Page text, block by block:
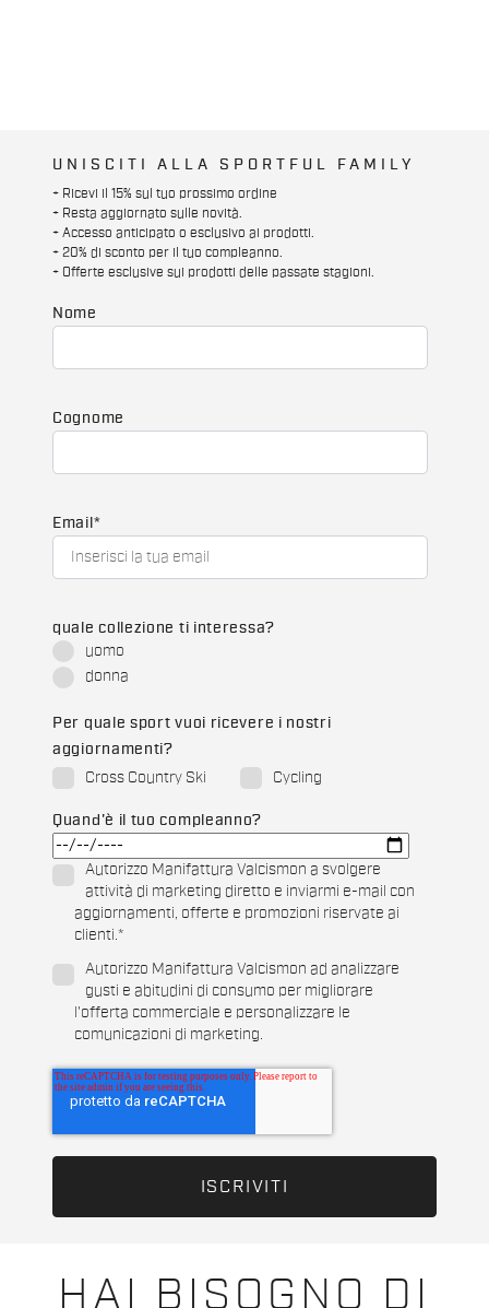
HAI BISOGNO DI
UNISCITI ALLA SPORTFUL FAMILY
+ Ricevi il 15% sul tuo prossimo ordine
+ Resta aggiornato sulle novità.
+ Accesso anticipato o esclusivo ai prodotti.
+ 20% di sconto per il tuo compleanno.
+ Offerte esclusive sui prodotti delle passate stagioni.
Nome
Cognome
Email *
quale collezione ti interessa?
uomo
donna
Per quale sport vuoi ricevere i nostri
aggiornamenti?
Cross Country Ski
Cycling
Quand'è il tuo compleanno?
Autorizzo Manifattura Valcismon a svolgere
attività di marketing diretto e inviarmi e-mail con
aggiornamenti, offerte e promozioni riservate ai
clienti.*
Autorizzo Manifattura Valcismon ad analizzare
gusti e abitudini di consumo per migliorare
l'offerta commerciale e personalizzare le
comunicazioni di marketing.